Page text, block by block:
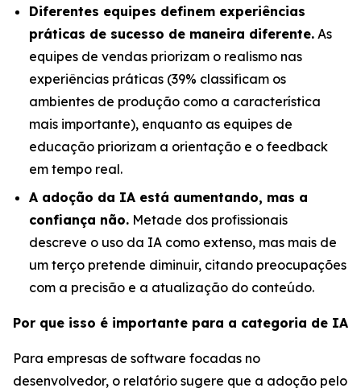
Diferentes equipes definem experiências
práticas de sucesso de maneira diferente. As
equipes de vendas priorizam o realismo nas
experiências práticas (39% classificam os
ambientes de produção como a característica
mais importante), enquanto as equipes de
educação priorizam a orientação e o feedback
em tempo real.
A adoção da IA está aumentando, mas a
confiança não. Metade dos profissionais
descreve o uso da IA como extenso, mas mais de
um terço pretende diminuir, citando preocupações
com a precisão e a atualização do conteúdo.
Por que isso é importante para a categoria de IA
Para empresas de software focadas no
desenvolvedor, o relatório sugere que a adoção pelo